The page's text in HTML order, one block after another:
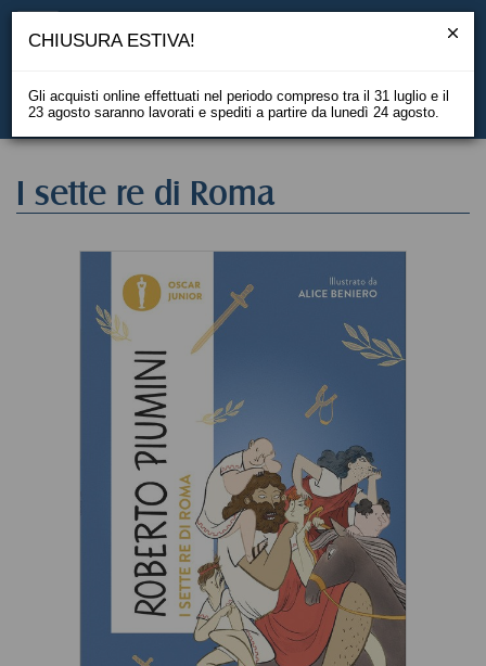
EN
I sette re di Roma
CHIUSURA ESTIVA!
Gli acquisti online effettuati nel periodo compreso tra il 31 luglio e il
23 agosto saranno lavorati e spediti a partire da lunedì 24 agosto.